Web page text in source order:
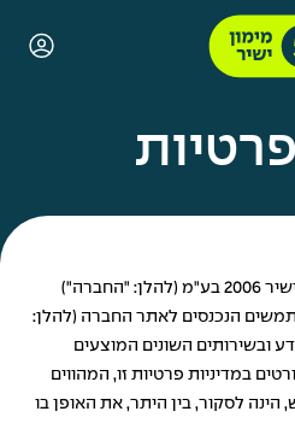
1. חברת מימון ישיר מקבוצת ישיר 2006 בע"מ (להלן: "החברה")
הנכנסים לאתר החברה (להלן:
ובשירותים השונים המוצעים
במדיניות פרטיות זו, המהווים
לסקור, בין היתר, את האופן בו